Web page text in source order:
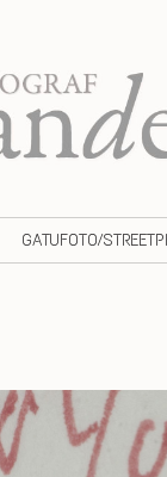
GATUFOTO/